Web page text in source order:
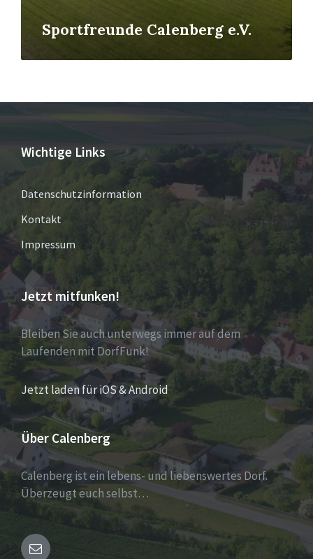
Sportfreunde Calenberg e.V.
Wichtige Links
Datenschutzinformation
Kontakt
Impressum
Jetzt mitfunken!
Bleiben Sie auch unterwegs immer auf dem
Laufenden mit DorfFunk!
Jetzt laden für iOS & Android
Über Calenberg
Calenberg ist ein lebens- und liebenswertes Dorf.
Überzeugt euch selbst…
Email